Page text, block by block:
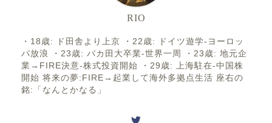
RIO
・18歳: ド田舎より上京 ・22歳: ドイツ遊学-ヨーロッ
パ放浪 ・23歳: バカ田大卒業-世界一周 ・23歳: 地元企
業→FIRE決意-株式投資開始 ・29歳: 上海駐在-中国株
開始 将来の夢:FIRE→起業して海外多拠点生活 座右の
銘:「なんとかなる」